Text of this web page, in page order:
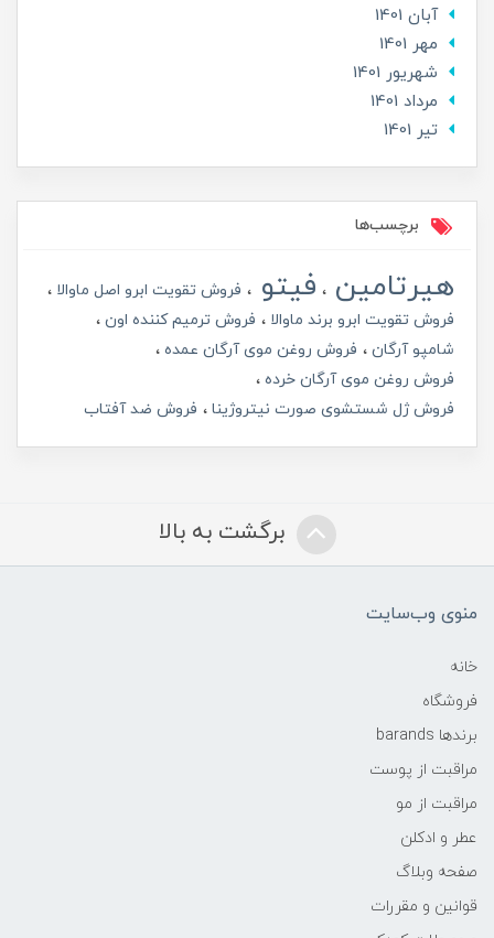
آبان 1401
مهر 1401
شهریور 1401
مرداد 1401
تير 1401
برچسب‌ها
هیرتامین فیتو
فروش تقویت ابرو اصل ماوالا
فروش تقویت ابرو برند ماوالا
فروش ترمیم کننده اون
شامپو آرگان
فروش روغن موی آرگان عمده
فروش روغن موی آرگان خرده
فروش ژل شستشوی صورت نیتروژینا
فروش ضد آفتاب
برگشت به بالا
منوی وب‌سایت
خانه
فروشگاه
برندها barands
مراقبت از پوست
مراقبت از مو
عطر و ادکلن
صفحه وبلاگ
قوانین و مقررات